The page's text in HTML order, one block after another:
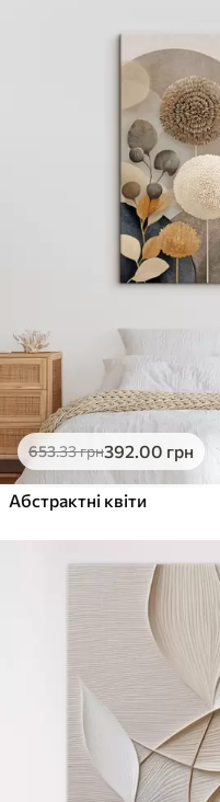
653.33грн392.00 грн
Абстрактні квіти